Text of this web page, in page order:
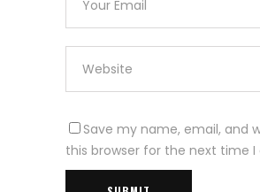
Save my name, email, and
this browser for the next time